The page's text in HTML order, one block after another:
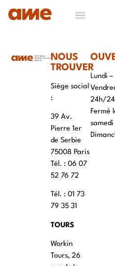
NOUS
TROUVER
Siège social
:
39 Av.
Pierre 1er
de Serbie
75008 Paris
Tél. : ‭06 07
52 76 72
Tél. : 01 73
79 35 31
TOURS
Workin
Tours, 26
Lundi –
24h/24
Fermé
samedi